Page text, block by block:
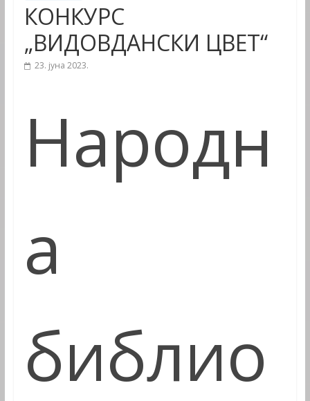
КОНКУРС
„ВИДОВДАНСКИ ЦВЕТ“
23. јуна 2023.
Народн
а
библио